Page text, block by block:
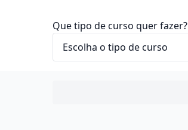
Que tipo de curso quer fazer?